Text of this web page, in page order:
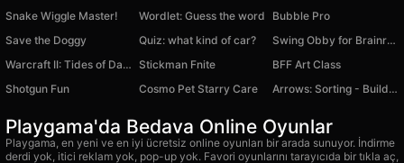
Snake Wiggle Master!
Wordlet: Guess the word
Bubble Pro
Save the Doggy
Quiz: what kind of car?
Swing Obby for Brainrots
Warcraft II: Tides of Darkness
Stickman Fnite
BFF Art Class
Shotgun Fun
Cosmo Pet Starry Care Arrows: Sorting - Build a House
Playgama'da Bedava Online Oyunlar
Playgama, en yeni ve en iyi ücretsiz online oyunları bir arada sunuyor. İndirme
derdi yok, itici reklam yok, pop-up yok. Favori oyunlarını tarayıcıda bir tıkla aç,